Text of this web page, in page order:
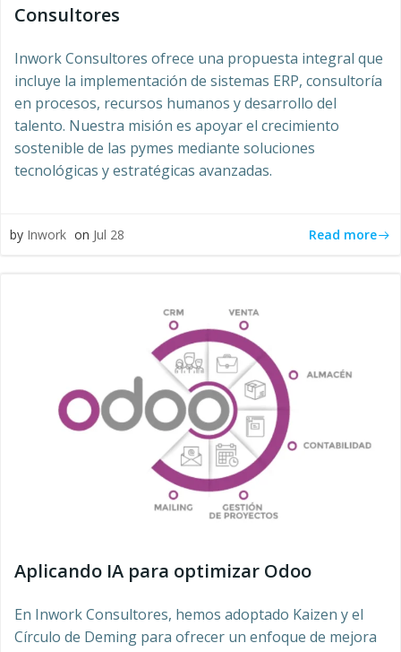
Consultores
Inwork Consultores ofrece una propuesta integral que
incluye la implementación de sistemas ERP, consultoría
en procesos, recursos humanos y desarrollo del
talento. Nuestra misión es apoyar el crecimiento
sostenible de las pymes mediante soluciones
tecnológicas y estratégicas avanzadas.
by Inwork on Jul 28 Read more
Aplicando IA para optimizar Odoo
En Inwork Consultores, hemos adoptado Kaizen y el
Círculo de Deming para ofrecer un enfoque de mejora